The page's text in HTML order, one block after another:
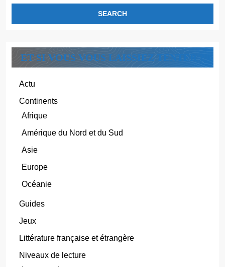
ET SI VOUS VOUS LAISSIEZ TENTER ?
Actu
Continents
Afrique
Amérique du Nord et du Sud
Asie
Europe
Océanie
Guides
Jeux
Littérature française et étrangère
Niveaux de lecture